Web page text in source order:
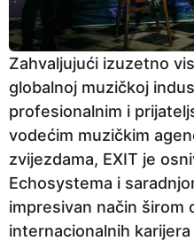
Zahvaljujući izuzetno
globalnoj muzičkoj
profesionalnim i
vodećim muzičkim
zvijezdama, EXIT je
Echosystema i
impresivan način širom
internacionalnih